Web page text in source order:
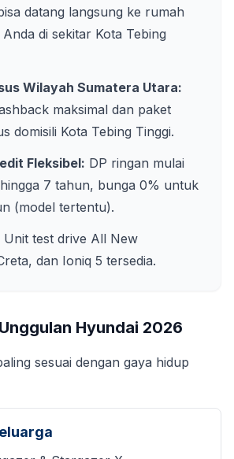
datang langsung ke rumah
di sekitar Kota Tebing
Wilayah Sumatera Utara:
maksimal dan paket
domisili Kota Tebing Tinggi.
Fleksibel: DP ringan mulai
7 tahun, bunga 0% untuk
(model tertentu).
Unit test drive All New
dan Ioniq 5 tersedia.
Hyundai 2026
sesuai dengan gaya hidup